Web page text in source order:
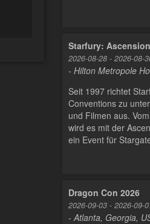
Starfury:
2026-08-28 - 2026-08-
- Hilton Metropole
Seit 1997 richtet
Conventions zu
und Filmen aus.
wird es mit der
ein Event für
Dragon Con 2026
2026-09-03 - 2026-09-
- Atlanta, Georgia,